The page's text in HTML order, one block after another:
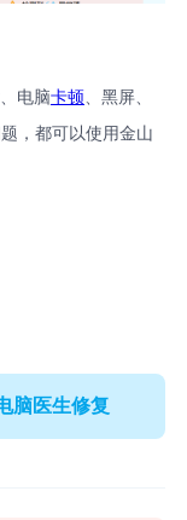
电脑卡顿、黑屏、
，都可以使用金山
脑医生修复